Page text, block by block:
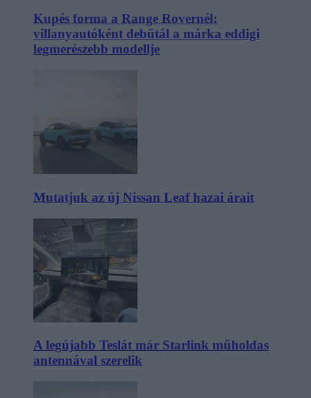
Kupés forma a Range Rovernél:
villanyautóként debütál a márka eddigi
legmerészebb modellje
Mutatjuk az új Nissan Leaf hazai árait
A legújabb Teslát már Starlink műholdas
antennával szerelik